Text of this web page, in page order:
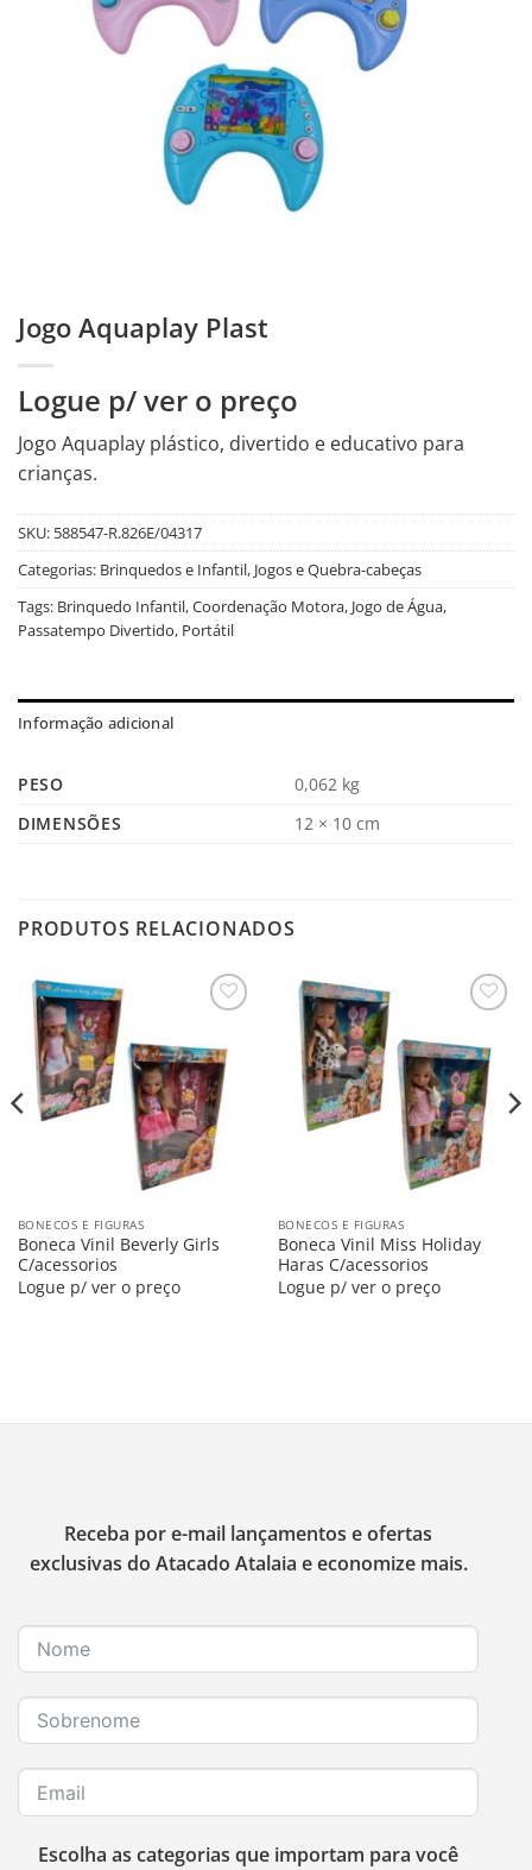
Jogo Aquaplay Plast
Logue p/ ver o preço
Jogo Aquaplay plástico, divertido e educativo para
crianças.
SKU: 588547-R.826E/04317
Categorias: Brinquedos e Infantil, Jogos e Quebra-cabeças
Tags: Brinquedo Infantil,Coordenação Motora, Jogo de Água,
Passatempo Divertido, Portátil
Informação adicional
PESO
0,062 kg
DIMENSÕES
12 × 10 cm
PRODUTOS RELACIONADOS
na
Lista
BONECOS E FIGURAS
Boneca Vinil Beverly Girls
C/acessorios
Logue p/ ver o preço
na
Lista
BONECOS E FIGURAS
Boneca Vinil Miss Holiday
Haras C/acessorios
Logue p/ ver o preço
Receba por e-mail lançamentos e ofertas
exclusivas do Atacado Atalaia e economize mais.
Escolha as categorias que importam para você